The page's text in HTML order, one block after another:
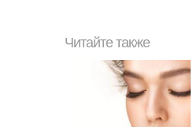
Читайте также